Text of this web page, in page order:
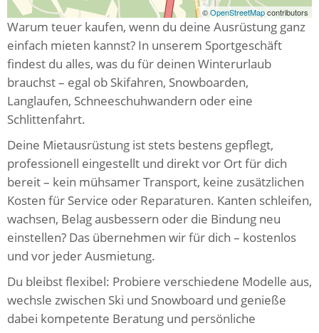
©OpenStreetMapcontributors
Warum teuer kaufen, wenn du deine Ausrüstung ganz
einfach mieten kannst? In unserem Sportgeschäft
findest du alles, was du für deinen Winterurlaub
brauchst – egal ob Skifahren, Snowboarden,
Langlaufen, Schneeschuhwandern oder eine
Schlittenfahrt.
Deine Mietausrüstung ist stets bestens gepflegt,
professionell eingestellt und direkt vor Ort für dich
bereit – kein mühsamer Transport, keine zusätzlichen
Kosten für Service oder Reparaturen. Kanten schleifen,
wachsen, Belag ausbessern oder die Bindung neu
einstellen? Das übernehmen wir für dich – kostenlos
und vor jeder Ausmietung.
Du bleibst flexibel: Probiere verschiedene Modelle aus,
wechsle zwischen Ski und Snowboard und genieße
dabei kompetente Beratung und persönliche